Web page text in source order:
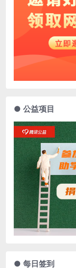
● 公益项目
● 每日签到